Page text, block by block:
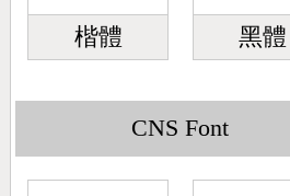
楷體 黑體
CNS Font